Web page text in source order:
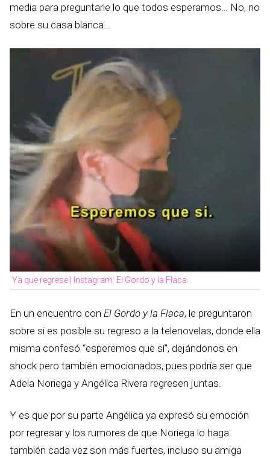
media para preguntarle lo que todos esperamos… No, no
sobre su casa blanca…
Ya que regrese | Instagram: El Gordo y la Flaca
En un encuentro con El Gordo y la Flaca, le preguntaron
sobre si es posible su regreso a la telenovelas, donde ella
misma confesó “esperemos que sí”, dejándonos en
shock pero también emocionados, pues podría ser que
Adela Noriega y Angélica Rivera regresen juntas.
Y es que por su parte Angélica ya expresó su emoción
por regresar y los rumores de que Noriega lo haga
también cada vez son más fuertes, incluso su amiga